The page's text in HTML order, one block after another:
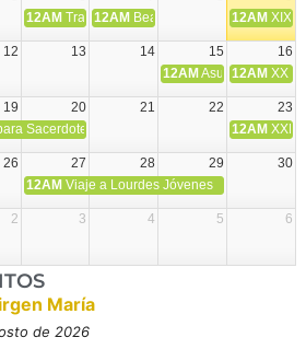
a Japón.
12AM Transfiguración del Señor
12AM Beatos Cruz Laplana,
12AM XIX
12 13 14 15
16
12AM Asunción de la
12AM XX
19 20 21 22
23
Sacerdotes. Priego. 12AM XXI
26 27 28 29
30
12AM Viaje a Lourdes Jóvenes
2 3 4 5 6
María
de 2026